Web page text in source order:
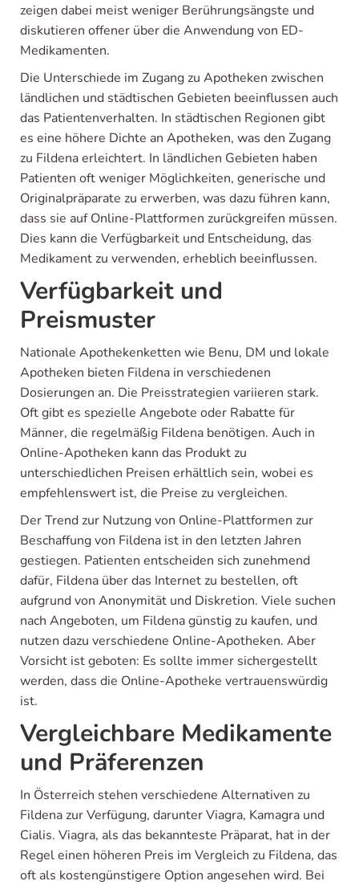
zeigen dabei meist weniger Berührungsängste und
diskutieren offener über die Anwendung von ED-
Medikamenten.
Die Unterschiede im Zugang zu Apotheken zwischen
ländlichen und städtischen Gebieten beeinflussen auch
das Patientenverhalten. In städtischen Regionen gibt
es eine höhere Dichte an Apotheken, was den Zugang
zu Fildena erleichtert. In ländlichen Gebieten haben
Patienten oft weniger Möglichkeiten, generische und
Originalpräparate zu erwerben, was dazu führen kann,
dass sie auf Online-Plattformen zurückgreifen müssen.
Dies kann die Verfügbarkeit und Entscheidung, das
Medikament zu verwenden, erheblich beeinflussen.
Verfügbarkeit und
Preismuster
Nationale Apothekenketten wie Benu, DM und lokale
Apotheken bieten Fildena in verschiedenen
Dosierungen an. Die Preisstrategien variieren stark.
Oft gibt es spezielle Angebote oder Rabatte für
Männer, die regelmäßig Fildena benötigen. Auch in
Online-Apotheken kann das Produkt zu
unterschiedlichen Preisen erhältlich sein, wobei es
empfehlenswert ist, die Preise zu vergleichen.
Der Trend zur Nutzung von Online-Plattformen zur
Beschaffung von Fildena ist in den letzten Jahren
gestiegen. Patienten entscheiden sich zunehmend
dafür, Fildena über das Internet zu bestellen, oft
aufgrund von Anonymität und Diskretion. Viele suchen
nach Angeboten, um Fildena günstig zu kaufen, und
nutzen dazu verschiedene Online-Apotheken. Aber
Vorsicht ist geboten: Es sollte immer sichergestellt
werden, dass die Online-Apotheke vertrauenswürdig
ist.
Vergleichbare Medikamente
und Präferenzen
In Österreich stehen verschiedene Alternativen zu
Fildena zur Verfügung, darunter Viagra, Kamagra und
Cialis. Viagra, als das bekannteste Präparat, hat in der
Regel einen höheren Preis im Vergleich zu Fildena, das
oft als kostengünstigere Option angesehen wird. Bei